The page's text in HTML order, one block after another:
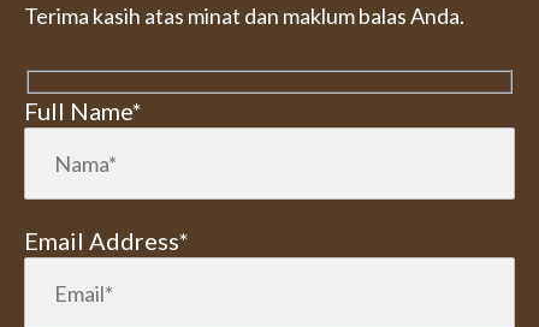
Terima kasih atas minat dan maklum balas Anda.
Full Name*
Email Address*